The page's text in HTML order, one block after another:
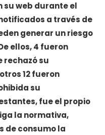
su web durante el
a través de
generar un riesgo
ellos, 4 fueron
rechazó su
12 fueron
su
fue el propio
la normativa,
de consumo la